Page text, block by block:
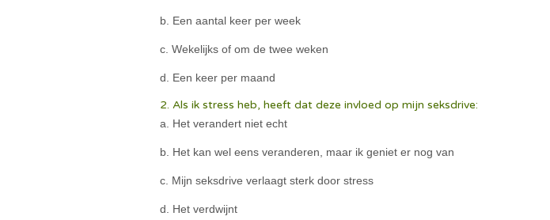
b. Een aantal keer per week
c. Wekelijks of om de twee weken
d. Een keer per maand
2. Als ik stress heb, heeft dat deze invloed op mijn seksdrive:
a. Het verandert niet echt
b. Het kan wel eens veranderen, maar ik geniet er nog van
c. Mijn seksdrive verlaagt sterk door stress
d. Het verdwijnt